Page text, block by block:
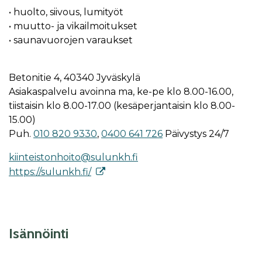
• huolto, siivous, lumityöt
• muutto- ja vikailmoitukset
• saunavuorojen varaukset
Betonitie 4, 40340 Jyväskylä
Asiakaspalvelu avoinna ma, ke-pe klo 8.00-16.00,
tiistaisin klo 8.00-17.00 (kesäperjantaisin klo 8.00-
15.00)
Puh. 010 820 9330, 0400 641 726 Päivystys 24/7
kiinteistonhoito@sulunkh.fi
https://sulunkh.fi/
Isännöinti